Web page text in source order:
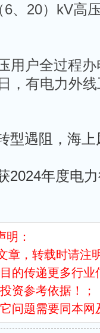
、20）kV高
用户全过程
，有电力外
型遇阻，海
2024年度电
明：
章，转载时请注
的传递更多行业
资参考依据！；
问题需要同本网